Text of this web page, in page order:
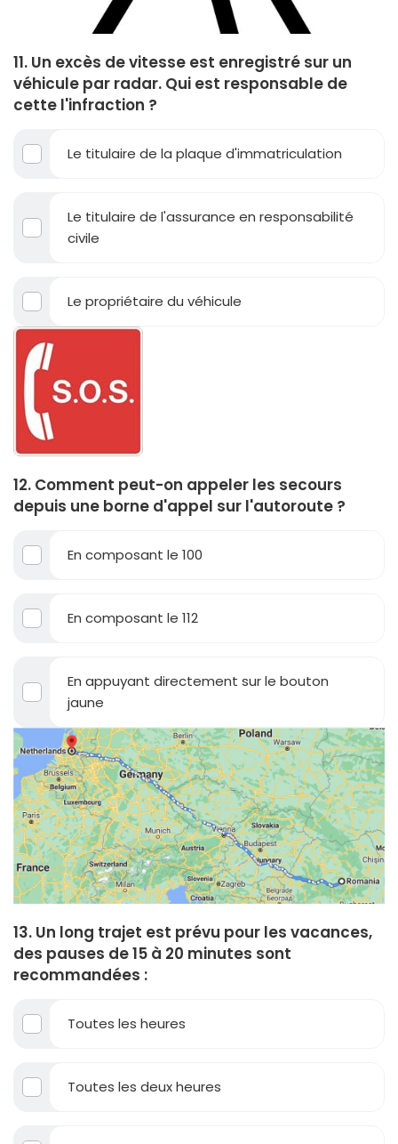
11. Un excès de vitesse est enregistré sur un
véhicule par radar. Qui est responsable de
cette l'infraction ?
Le titulaire de la plaque d'immatriculation
Le titulaire de l'assurance en responsabilité
civile
Le propriétaire du véhicule
12. Comment peut-on appeler les secours
depuis une borne d'appel sur l'autoroute ?
En composant le 100
En composant le 112
En appuyant directement sur le bouton
jaune
13. Un long trajet est prévu pour les vacances,
des pauses de 15 à 20 minutes sont
recommandées :
Toutes les heures
Toutes les deux heures